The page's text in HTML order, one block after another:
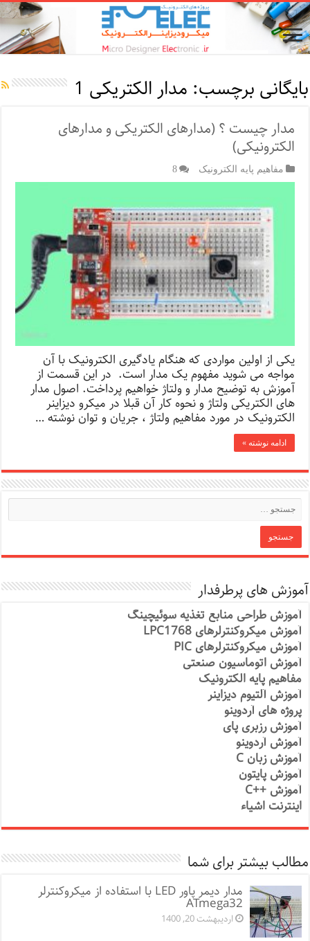
بایگانی برچسب: مدار الکتریکی 1
مدار چیست ؟ (مدار‌های الکتریکی و مدار‌های
الکترونیکی)
مفاهیم پایه الکترونیک 8
یکی از اولین مواردی که هنگام یادگیری الکترونیک با آن
مواجه می شوید مفهوم یک مدار است. در این قسمت از
آموزش به توضیح مدار و ولتاژ خواهیم پرداخت. اصول مدار
های الکتریکی ولتاژ و نحوه کار آن قبلا در میکرو دیزاینر
الکترونیک در مورد مفاهیم ولتاژ ، جریان و توان نوشته …
ادامه نوشته »
آموزش های پرطرفدار
آموزش طراحی منابع تغذیه سوئیچینگ
آموزش میکروکنترلرهای LPC1768
آموزش میکروکنترلرهای PIC
آموزش اتوماسیون صنعتی
مفاهیم پایه الکترونیک
آموزش آلتیوم دیزاینر
پروژه های آردوینو
آموزش رزبری پای
آموزش آردوینو
آموزش زبان C
آموزش پایتون
آموزش ++C
اینترنت اشیاء
مطالب بیشتر برای شما
مدار دیمر پاور LED با استفاده از میکروکنترلر
ATmega32
اردیبهشت 20, 1400